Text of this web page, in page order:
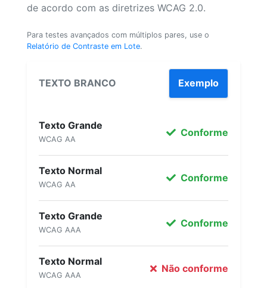
de acordo com as diretrizes WCAG 2.0.
Para testes avançados com múltiplos pares, use o
Relatório de Contraste em Lote.
TEXTO BRANCO Exemplo
Texto Grande
WCAG AA
Conforme
Texto Normal
WCAG AA
Conforme
Texto Grande
WCAG AAA
Conforme
Texto Normal
WCAG AAA
Não conforme